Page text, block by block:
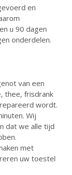
en
u 90 dagen
onderdelen.
van een
thee, frisdrank
wordt.
Wij
dat we alle tijd
met
uw toestel